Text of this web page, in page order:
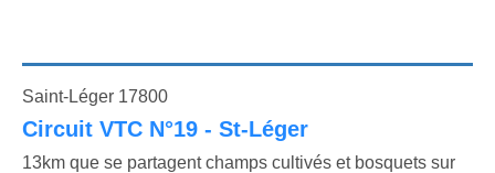
Saint-Léger 17800
Circuit VTC N°19 - St-Léger
13km que se partagent champs cultivés et bosquets sur